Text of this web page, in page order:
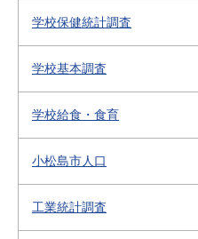
学校保健統計調査
学校基本調査
学校給食・食育
小松島市人口
工業統計調査